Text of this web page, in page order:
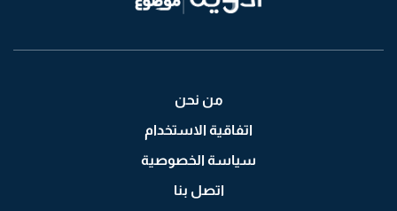
من نحن
اتفاقية الاستخدام
سياسة الخصوصية
اتصل بنا